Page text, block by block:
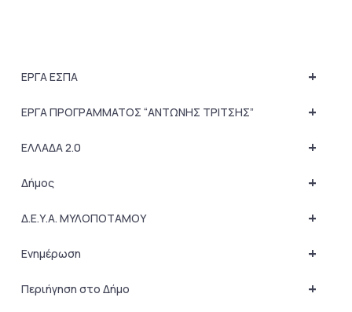
+
ΕΡΓΑ ΕΣΠΑ
+
ΕΡΓΑ ΠΡΟΓΡΑΜΜΑΤΟΣ “ΑΝΤΩΝΗΣ ΤΡΙΤΣΗΣ”
+
ΕΛΛΑΔΑ 2.0
+
Δήμος
+
Δ.Ε.Υ.Α. ΜΥΛΟΠΟΤΑΜΟΥ
+
Ενημέρωση
+
Περιήγηση στο Δήμο